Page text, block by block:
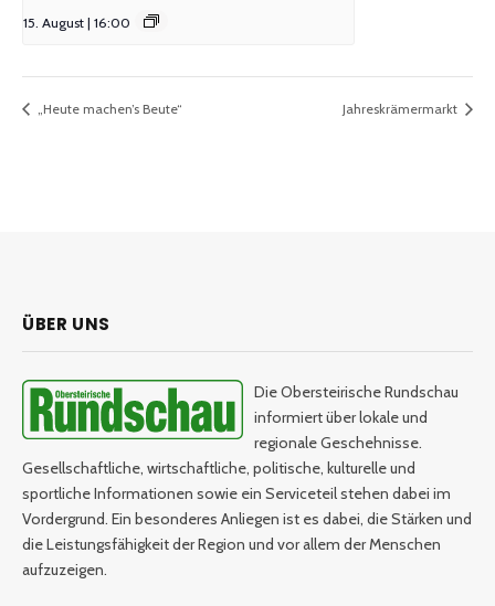
15. August | 16:00
„Heute machen’s Beute“ Jahreskrämermarkt
ÜBER UNS
Die Obersteirische Rundschau
informiert über lokale und
regionale Geschehnisse.
Gesellschaftliche, wirtschaftliche, politische, kulturelle und
sportliche Informationen sowie ein Serviceteil stehen dabei im
Vordergrund. Ein besonderes Anliegen ist es dabei, die Stärken und
die Leistungsfähigkeit der Region und vor allem der Menschen
aufzuzeigen.